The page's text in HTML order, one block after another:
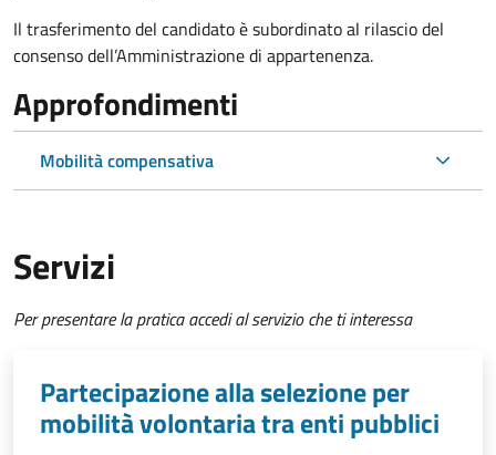
Il trasferimento del candidato è subordinato al rilascio del
consenso dell’Amministrazione di appartenenza.
Approfondimenti
Mobilità compensativa
Servizi
Per presentare la pratica accedi al servizio che ti interessa
Partecipazione alla selezione per
mobilità volontaria tra enti pubblici